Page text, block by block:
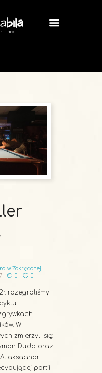
w Zakręconej
0 0
rozegraliśmy
W
zmierzyli się:
Duda oraz
Aliaksaandr
partii